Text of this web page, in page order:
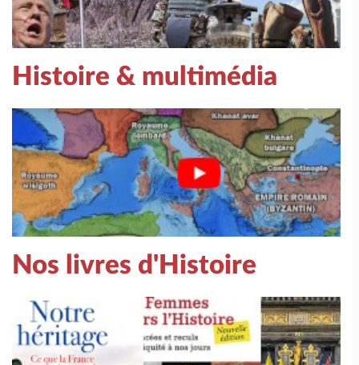
Histoire & multimédia
Nos livres d'Histoire